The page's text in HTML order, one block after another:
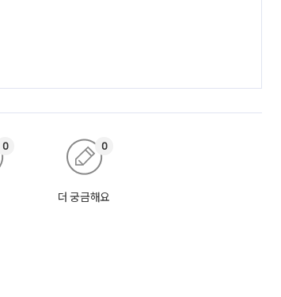
0
더 궁금해요
0